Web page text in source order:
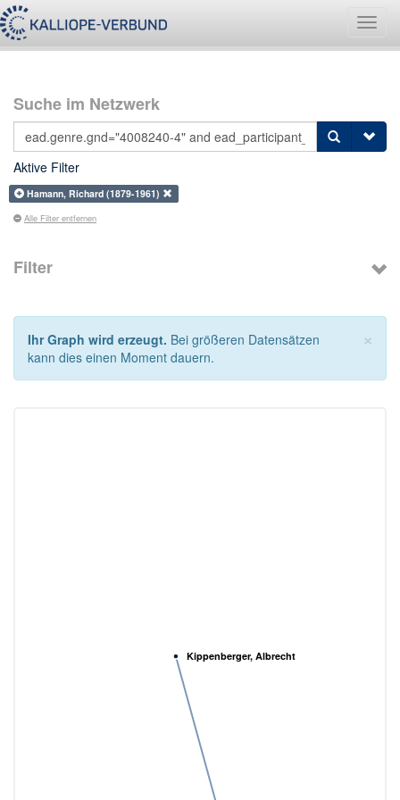
Suche im Netzwerk
Aktive Filter
Hamann, Richard (1879-1961)
Alle Filter entfernen
Filter
×
Ihr Graph wird erzeugt. Bei größeren Datensätzen
kann dies einen Moment dauern.
Kippenberger, Albrecht